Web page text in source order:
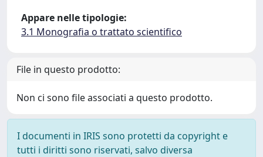
Appare nelle tipologie:
3.1 Monografia o trattato scientifico
File in questo prodotto:
Non ci sono file associati a questo prodotto.
I documenti in IRIS sono protetti da copyright e
tutti i diritti sono riservati, salvo diversa